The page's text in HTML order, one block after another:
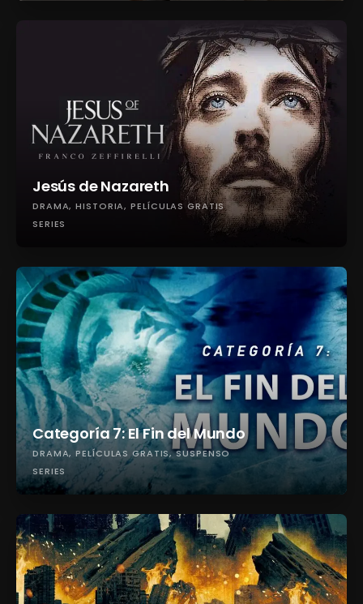
Jesús de Nazareth
DRAMA HISTORIA PELÍCULAS GRATIS
SERIES
Categoría 7: El Fin del Mundo
DRAMA PELÍCULAS GRATIS SUSPENSO
SERIES